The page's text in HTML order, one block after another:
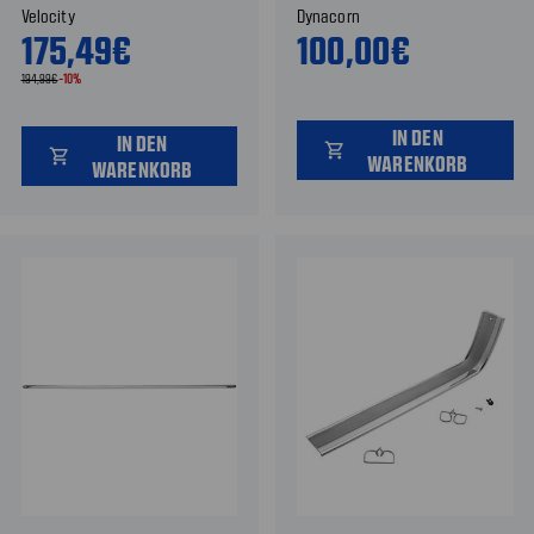
Velocity
175,49€
194,99€-10%
shopping_cart
IN DEN
WARENKORB
Dynacorn
100,00€
shopping_cart
IN DEN
WARENKORB